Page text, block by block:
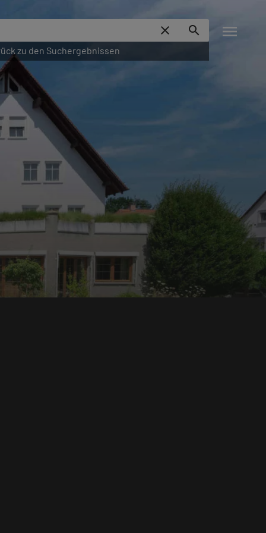
close
search
zu den Suchergebnissen
menu